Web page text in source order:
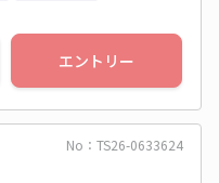
エントリー
No：TS26-0633624